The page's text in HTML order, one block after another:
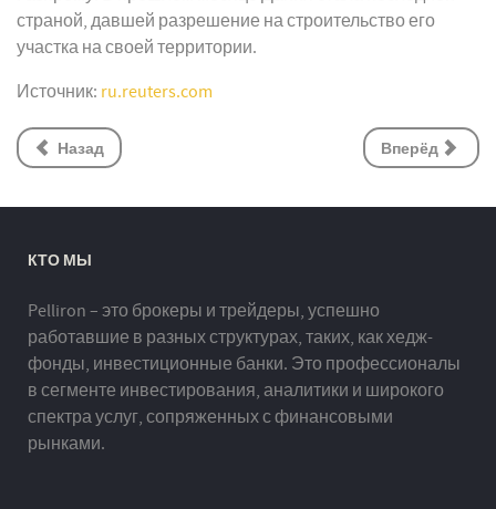
страной, давшей разрешение на строительство его
участка на своей территории.
Источник: ru.reuters.com
Назад Вперёд
КТО МЫ
Pelliron – это брокеры и трейдеры, успешно
работавшие в разных структурах, таких, как хедж-
фонды, инвестиционные банки. Это профессионалы
в сегменте инвестирования, аналитики и широкого
спектра услуг, сопряженных с финансовыми
рынками.